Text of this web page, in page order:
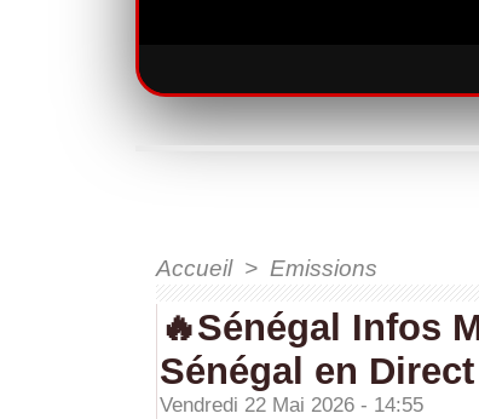
Accueil > Emissions
🔥Sénégal Infos
Sénégal en
Vendredi 22 Mai 2026 - 14:55